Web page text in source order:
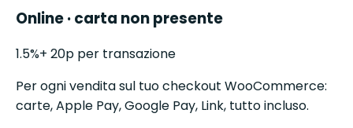
Online · carta non presente
1.5%+ 20p per transazione
Per ogni vendita sul tuo checkout WooCommerce:
carte, Apple Pay, Google Pay, Link, tutto incluso.